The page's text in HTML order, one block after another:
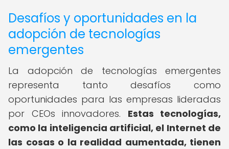
Desafíos y oportunidades en la
adopción de tecnologías
emergentes
La adopción de tecnologías emergentes
representa tanto desafíos como
oportunidades para las empresas lideradas
por CEOs innovadores. Estas tecnologías,
como la inteligencia artificial, el Internet de
las cosas o la realidad aumentada, tienen